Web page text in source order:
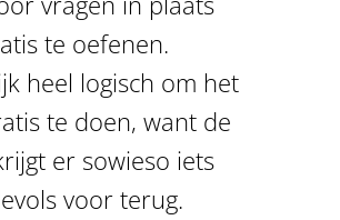
te oefenen.
heel logisch om het
te doen, want de
er sowieso iets
voor terug.